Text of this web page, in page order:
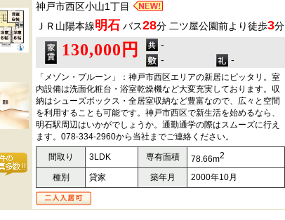
神戸市西区小山1丁目
ＪＲ山陽本線明石 バス28分 二ツ屋公園前より徒歩3分
130,000円
-
-
-
「メゾン・プルーン」：神戸市西区エリアの新居にピッタリ。室
内設備は洗面化粧台・浴室乾燥機など大変充実しております。収
納はシューズボックス・全居室収納など豊富なので、広々と空間
を利用することも可能です。神戸市西区で新生活を始めるなら、
明石駅周辺はいかがでしょうか。通勤通学の際はスムーズに行え
ます。078-334-2960から当社までご連絡ください。
間取り 3LDK 専有面積 78.66m2
種別 貸家 築年月 2000年10月